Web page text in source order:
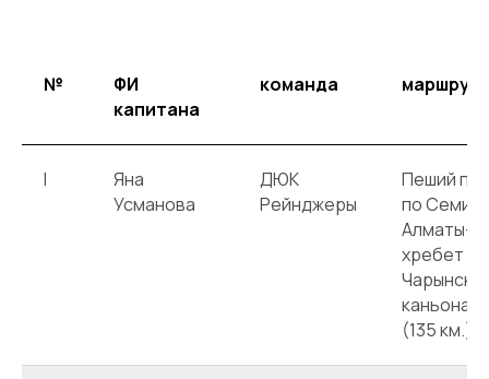
№
ФИ
капитана
команда маршрут
I
Яна
Усманова
ДЮК
Рейнджеры
Пеший
по
Алматы-
хребет
каньона -
(135 км.)